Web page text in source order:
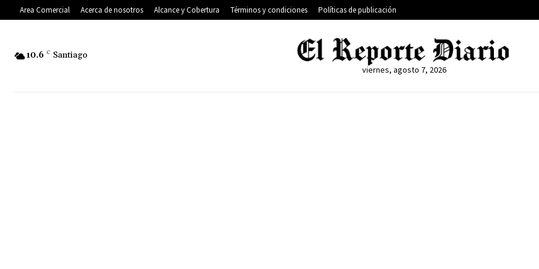
Area Comercial Acerca de nosotros Alcance y Cobertura Términos y condiciones Políticas de publicación
10.6 C Santiago
viernes, agosto 7, 2026